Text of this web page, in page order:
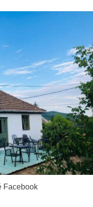
Facebook